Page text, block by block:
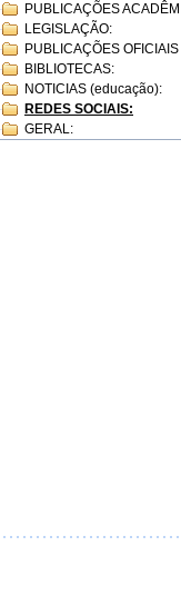
PUBLICAÇÕES
LEGISLAÇÃO:
PUBLICAÇÕES
BIBLIOTECAS:
NOTICIAS (educação):
REDES SOCIAIS:
GERAL: